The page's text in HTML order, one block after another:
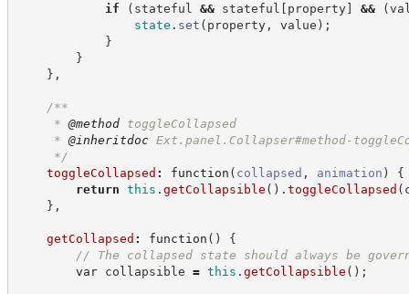
if
( stateful && stateful [ property] && (
state . set ( property, value ) ;
}
}
} ,
/**
* @method toggleCollapsed
* @inheritdoc Ext.panel.Collapser#method-
*/
toggleCollapsed : function ( collapsed , animation )
{
return this . getCollapsible ( ) . toggleCollapsed (
} ,
getCollapsed : function ( )
{
// The collapsed state should always be
var collapsible = this . getCollapsible ( ) ;